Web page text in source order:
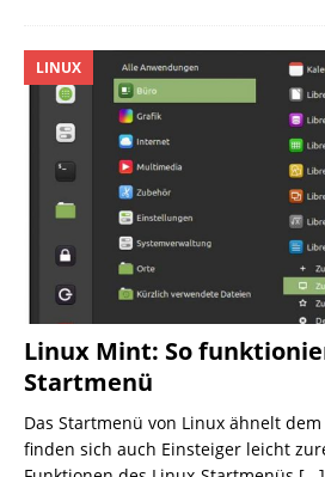
Linux Mint: So
Startmenü
LINUX
Das Startmenü von Linux ähnelt
finden sich auch Einsteiger leicht